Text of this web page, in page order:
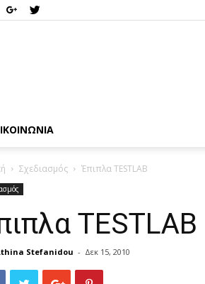
Σχεδιασμός Έπιπλα TESTLAB
TESTLAB
Stefanidou - Δεκ 15, 2010